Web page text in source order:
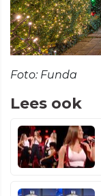
Foto: Funda
Lees ook